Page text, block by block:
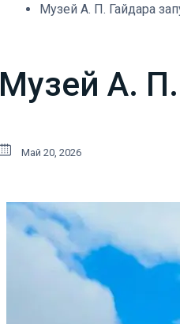
Музей А. П. Гайдара
Музей А. П.
Май 20, 2026